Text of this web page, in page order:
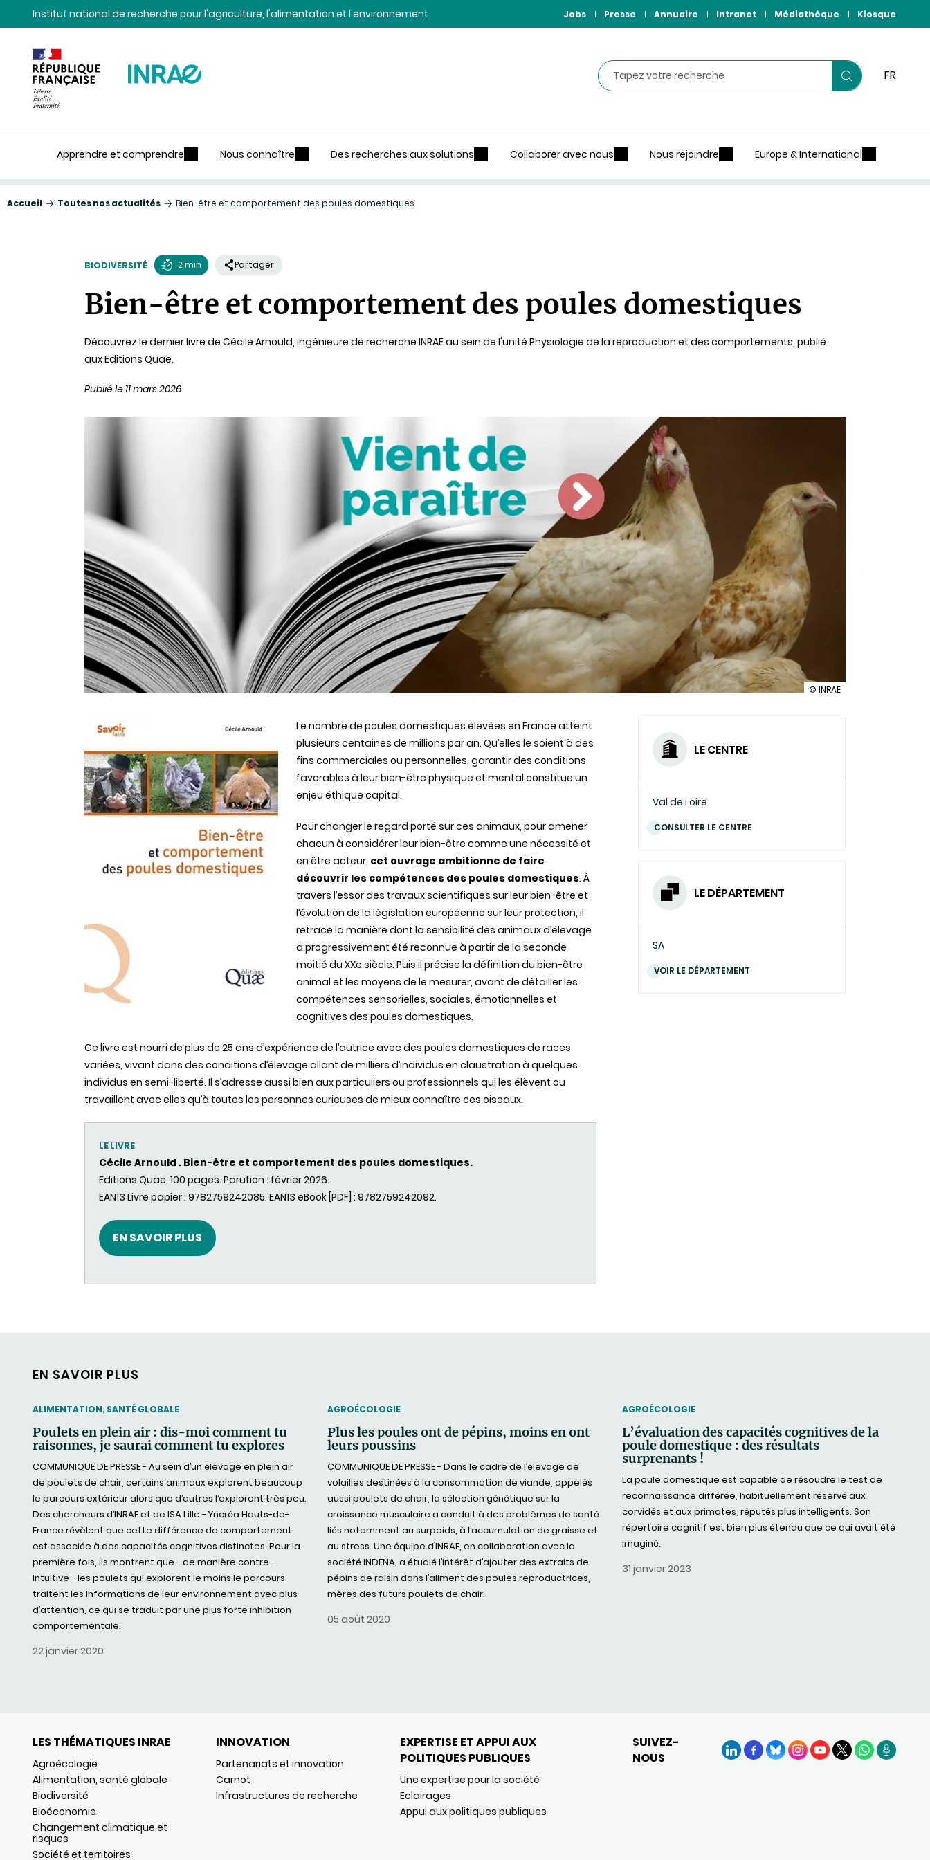
Contenu
Recherche
NavigationInstitut national de recherche pour l'agriculture, l'alimentation et l'environnement Jobs Presse Annuaire Intranet Médiathèque Kiosque
Rechercher
Lancer
FR
Apprendre et comprendre Nous connaître Des recherches aux solutions Collaborer avec nous Nous rejoindre Europe & International
Accueil Toutes nos actualités Bien-être et comportement des poules domestiques
BIODIVERSITÉ
de
2 min Partager
Bien-être et comportement des poules domestiques
Découvrez le dernier livre de Cécile Arnould, ingénieure de recherche INRAE au sein de l'unité Physiologie de la reproduction et des comportements, publié
aux Editions Quae.
Publié le 11 mars 2026
illustration
© INRAE
Le nombre de poules domestiques élevées en France atteint
plusieurs centaines de millions par an. Qu’elles le soient à des
fins commerciales ou personnelles, garantir des conditions
favorables à leur bien-être physique et mental constitue un
enjeu éthique capital.
Pour changer le regard porté sur ces animaux, pour amener
chacun à considérer leur bien-être comme une nécessité et
en être acteur, cet ouvrage ambitionne de faire
découvrir les compétences des poules domestiques. À
travers l’essor des travaux scientifiques sur leur bien-être et
l’évolution de la législation européenne sur leur protection, il
retrace la manière dont la sensibilité des animaux d’élevage
a progressivement été reconnue à partir de la seconde
moitié du XXe siècle. Puis il précise la définition du bien-être
animal et les moyens de le mesurer, avant de détailler les
compétences sensorielles, sociales, émotionnelles et
cognitives des poules domestiques.
Ce livre est nourri de plus de 25 ans d’expérience de l’autrice avec des poules domestiques de races
variées, vivant dans des conditions d’élevage allant de milliers d’individus en claustration à quelques
individus en semi-liberté. Il s’adresse aussi bien aux particuliers ou professionnels qui les élèvent ou
travaillent avec elles qu’à toutes les personnes curieuses de mieux connaître ces oiseaux.
LE LIVRE
Cécile Arnould . Bien-être et comportement des poules domestiques.
Editions Quae, 100 pages. Parution : février 2026.
EAN13 Livre papier : 9782759242085. EAN13 eBook [PDF] : 9782759242092.
EN SAVOIR PLUS
LE CENTRE
Val de Loire
CONSULTER LE CENTRE
LE DÉPARTEMENT
SA
VOIR LE DÉPARTEMENT
EN SAVOIR PLUS
THEMATIC
ALIMENTATION, SANTÉ GLOBALE
Poulets en plein air : dis-moi comment tu
raisonnes, je saurai comment tu explores
COMMUNIQUE DE PRESSE - Au sein d’un élevage en plein air
de poulets de chair, certains animaux explorent beaucoup
le parcours extérieur alors que d’autres l’explorent très peu.
Des chercheurs d’INRAE et de ISA Lille - Yncréa Hauts-de-
France révèlent que cette différence de comportement
est associée à des capacités cognitives distinctes. Pour la
première fois, ils montrent que - de manière contre-
intuitive - les poulets qui explorent le moins le parcours
traitent les informations de leur environnement avec plus
d’attention, ce qui se traduit par une plus forte inhibition
comportementale.
22 janvier 2020
THEMATIC
AGROÉCOLOGIE
Plus les poules ont de pépins, moins en ont
leurs poussins
COMMUNIQUE DE PRESSE - Dans le cadre de l’élevage de
volailles destinées à la consommation de viande, appelés
aussi poulets de chair, la sélection génétique sur la
croissance musculaire a conduit à des problèmes de santé
liés notamment au surpoids, à l’accumulation de graisse et
au stress. Une équipe d’INRAE, en collaboration avec la
société INDENA, a étudié l’intérêt d’ajouter des extraits de
pépins de raisin dans l’aliment des poules reproductrices,
mères des futurs poulets de chair.
05 août 2020
THEMATIC
AGROÉCOLOGIE
L’évaluation des capacités cognitives de la
poule domestique : des résultats
surprenants !
La poule domestique est capable de résoudre le test de
reconnaissance différée, habituellement réservé aux
corvidés et aux primates, réputés plus intelligents. Son
répertoire cognitif est bien plus étendu que ce qui avait été
imaginé.
31 janvier 2023
LES THÉMATIQUES INRAE
Agroécologie
Alimentation, santé globale
Biodiversité
Bioéconomie
Changement climatique et
risques
Société et territoires
INNOVATION
Partenariats et innovation
Carnot
Infrastructures de recherche
EXPERTISE ET APPUI AUX
POLITIQUES PUBLIQUES
Une expertise pour la société
Eclairages
Appui aux politiques publiques
SUIVEZ-
NOUS
LinkedInFacebook
BlueSkyInstagram
YouTube
X WhatsApp
Podcasts